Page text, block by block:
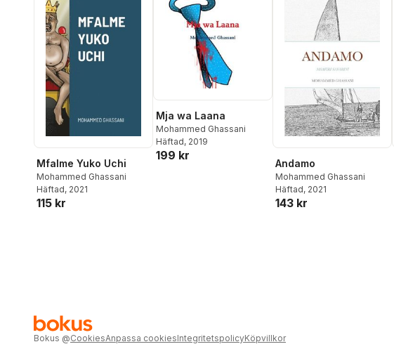
Mfalme Yuko Uchi
Mohammed Ghassani
Häftad, 2021
115 kr
Mja wa Laana
Mohammed Ghassani
Häftad, 2019
199 kr
Andamo
Mohammed Ghassani
Häftad, 2021
143 kr
Bokus @CookiesAnpassa cookiesIntegritetspolicyKöpvillkor